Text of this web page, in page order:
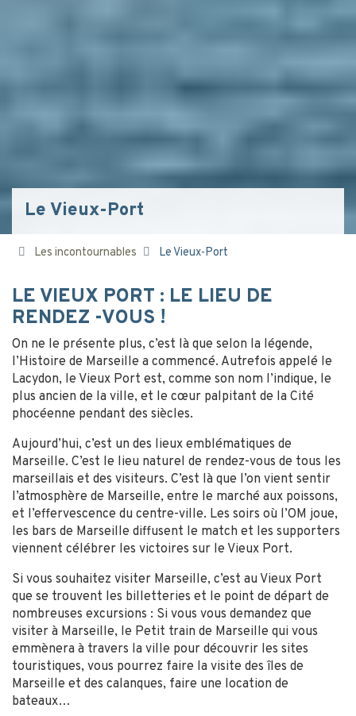
Le Vieux-Port
Les incontournables Le Vieux-Port
LE VIEUX PORT : LE LIEU DE
RENDEZ -VOUS !
On ne le présente plus, c’est là que selon la légende,
l’Histoire de Marseille a commencé. Autrefois appelé le
Lacydon, le Vieux Port est, comme son nom l’indique, le
plus ancien de la ville, et le cœur palpitant de la Cité
phocéenne pendant des siècles.
Aujourd’hui, c’est un des lieux emblématiques de
Marseille. C’est le lieu naturel de rendez-vous de tous les
marseillais et des visiteurs. C’est là que l’on vient sentir
l’atmosphère de Marseille, entre le marché aux poissons,
et l’effervescence du centre-ville. Les soirs où l’OM joue,
les bars de Marseille diffusent le match et les supporters
viennent célébrer les victoires sur le Vieux Port.
Si vous souhaitez visiter Marseille, c’est au Vieux Port
que se trouvent les billetteries et le point de départ de
nombreuses excursions : Si vous vous demandez que
visiter à Marseille, le Petit train de Marseille qui vous
emmènera à travers la ville pour découvrir les sites
touristiques, vous pourrez faire la visite des îles de
Marseille et des calanques, faire une location de
bateaux…